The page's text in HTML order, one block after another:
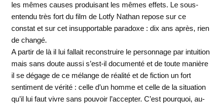
les mêmes causes produisant les mêmes effets. Le sous-
entendu très fort du film de Lotfy Nathan repose sur ce
constat et sur cet insupportable paradoxe : dix ans après, rien
de changé.
A partir de là il lui fallait reconstruire le personnage par intuition
mais sans doute aussi s’est-il documenté et de toute manière
il se dégage de ce mélange de réalité et de fiction un fort
sentiment de vérité : celle d’un homme et celle de la situation
qu’il lui faut vivre sans pouvoir l’accepter. C’est pourquoi, au-